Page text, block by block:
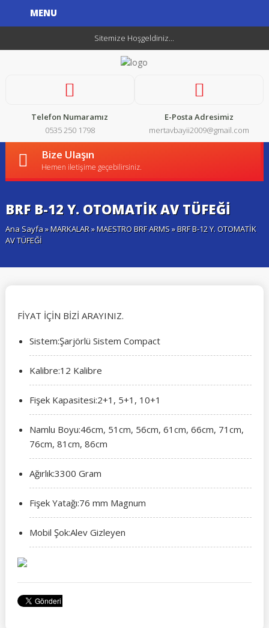
MENU
Sitemize Hoşgeldiniz...
Telefon Numaramız
0535 250 1798
E-Posta Adresimiz
mertavbayii2009@gmail.com
Bize Ulaşın
Hemen iletişime geçebilirsiniz.
BRF B-12 Y. OTOMATİK AV TÜFEĞİ
Ana Sayfa»MARKALAR»MAESTRO BRF ARMS» BRF B-12 Y. OTOMATİK
AV TÜFEĞİ
FİYAT İÇİN BİZİ ARAYINIZ.
Sistem:Şarjörlü Sistem Compact
Kalibre:12 Kalibre
Fişek Kapasitesi:2+1, 5+1, 10+1
Namlu Boyu:46cm, 51cm, 56cm, 61cm, 66cm, 71cm,
76cm, 81cm, 86cm
Ağırlık:3300 Gram
Fişek Yatağı:76 mm Magnum
Mobil Şok:Alev Gizleyen